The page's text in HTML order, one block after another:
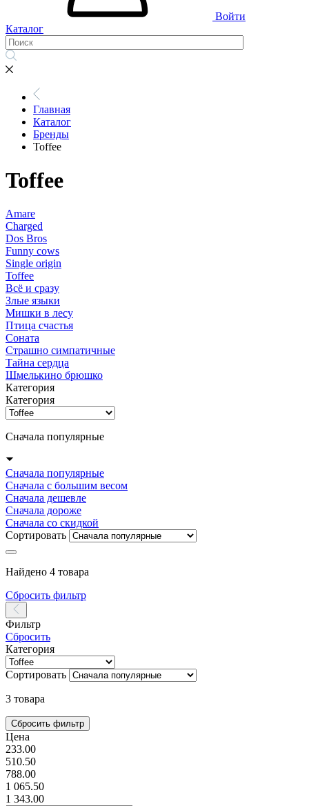
Войти
Каталог
Главная
Каталог
Бренды
Toffee
Toffee
Amare
Charged
Dos Bros
Funny cows
Single origin
Toffee
Всё и сразу
Злые языки
Мишки в лесу
Птица счастья
Соната
Страшно симпатичные
Тайна сердца
Шмелькино брюшко
Категория
Категория
Сначала популярные
Сначала популярные
Сначала с большим весом
Сначала дешевле
Сначала дороже
Сначала со скидкой
Сортировать
Найдено 4 товара
Сбросить фильтр
Фильтр
Сбросить
Категория
Сортировать
3 товара
Цена
233.00
510.50
788.00
1 065.50
1 343.00